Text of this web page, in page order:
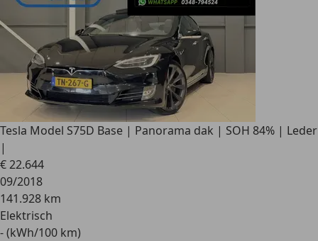
Tesla Model S75D Base | Panorama dak | SOH 84% | Leder
|
€ 22.644
09/2018
141.928 km
Elektrisch
- (kWh/100 km)